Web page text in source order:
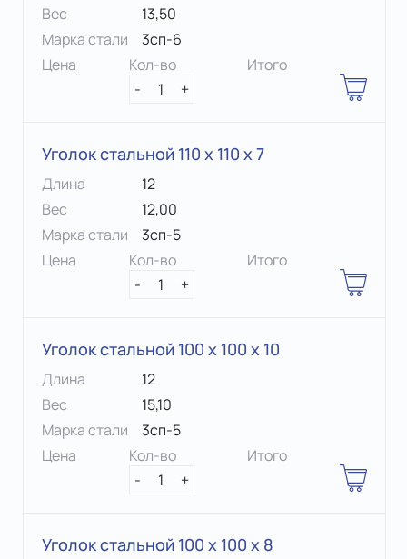
Вес
13,50
Марка стали
3сп-6
Цена
Кол-во
-
1 +
Итого
Уголок стальной 110 х 110 x 7
Длина
12
Вес
12,00
Марка стали
3сп-5
Цена
Кол-во
-
1 +
Итого
Уголок стальной 100 х 100 x 10
Длина
12
Вес
15,10
Марка стали
3сп-5
Цена
Кол-во
-
1 +
Итого
Уголок стальной 100 х 100 x 8